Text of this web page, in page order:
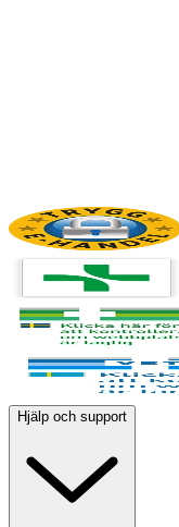
Hjälp och support